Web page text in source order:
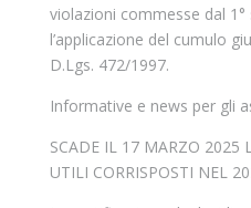
violazioni commesse dal
l’applicazione del cumulo
D.Lgs. 472/1997.
Informative e news per gli
SCADE IL 17 MARZO 2025
UTILI CORRISPOSTI NEL